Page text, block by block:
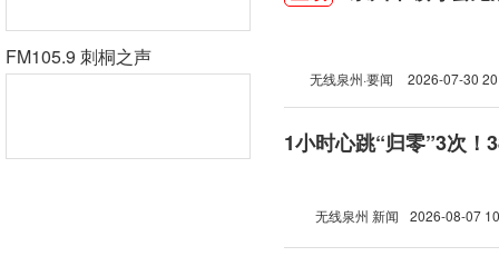
FM105.9 刺桐之声
无线泉州·要闻 2026-07-30
1小时心跳“归零”3次！
无线泉州 新闻 2026-08-07